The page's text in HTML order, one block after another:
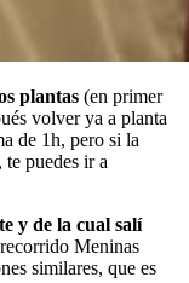
plantas (en primer
volver ya a planta
de 1h, pero si la
puedes ir a
y de la cual salí
Meninas
similares, que es